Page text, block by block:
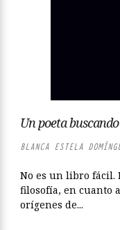
Un poeta
BLANCA ESTELA
No es un libro fácil.
filosofía, en cuanto
orígenes de...